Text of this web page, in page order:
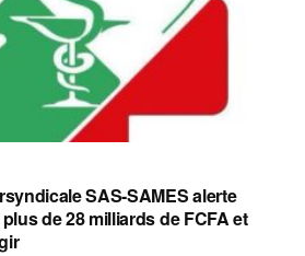
SAS-SAMES alerte
de 28 milliards de FCFA et